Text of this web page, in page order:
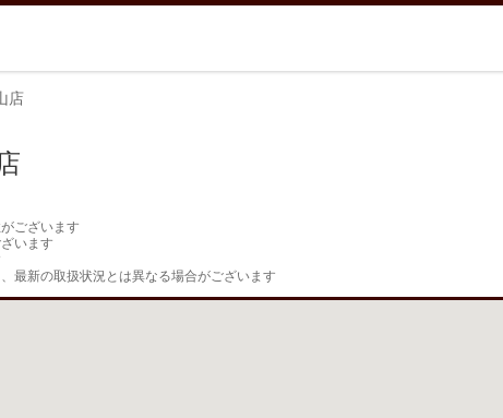
店
ございます
います
最新の取扱状況とは異なる場合がございます